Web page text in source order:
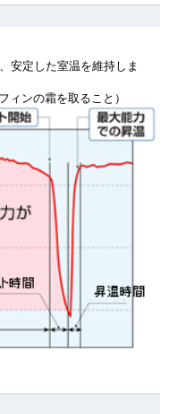
安定した室温を維持しま
ィンの霜を取ること）